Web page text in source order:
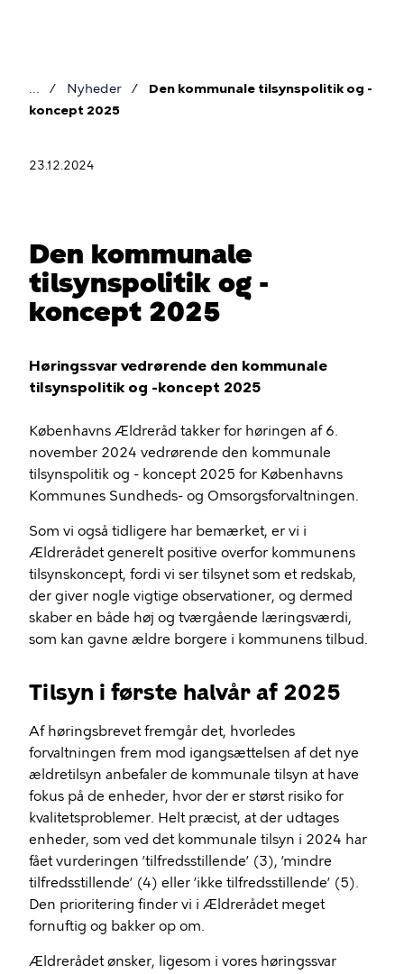
Brødkrumme
Nyheder
Den kommunale tilsynspolitik og -
koncept 2025
23.12.2024
Den kommunale
tilsynspolitik og -
koncept 2025
Høringssvar vedrørende den kommunale
tilsynspolitik og -koncept 2025
Københavns Ældreråd takker for høringen af 6.
november 2024 vedrørende den kommunale
tilsynspolitik og - koncept 2025 for Københavns
Kommunes Sundheds- og Omsorgsforvaltningen.
Som vi også tidligere har bemærket, er vi i
Ældrerådet generelt positive overfor kommunens
tilsynskoncept, fordi vi ser tilsynet som et redskab,
der giver nogle vigtige observationer, og dermed
skaber en både høj og tværgående læringsværdi,
som kan gavne ældre borgere i kommunens tilbud.
Tilsyn i første halvår af 2025
Af høringsbrevet fremgår det, hvorledes
forvaltningen frem mod igangsættelsen af det nye
ældretilsyn anbefaler de kommunale tilsyn at have
fokus på de enheder, hvor der er størst risiko for
kvalitetsproblemer. Helt præcist, at der udtages
enheder, som ved det kommunale tilsyn i 2024 har
fået vurderingen ’tilfredsstillende’ (3), ’mindre
tilfredsstillende’ (4) eller ’ikke tilfredsstillende’ (5).
Den prioritering finder vi i Ældrerådet meget
fornuftig og bakker op om.
Ældrerådet ønsker, ligesom i vores høringssvar